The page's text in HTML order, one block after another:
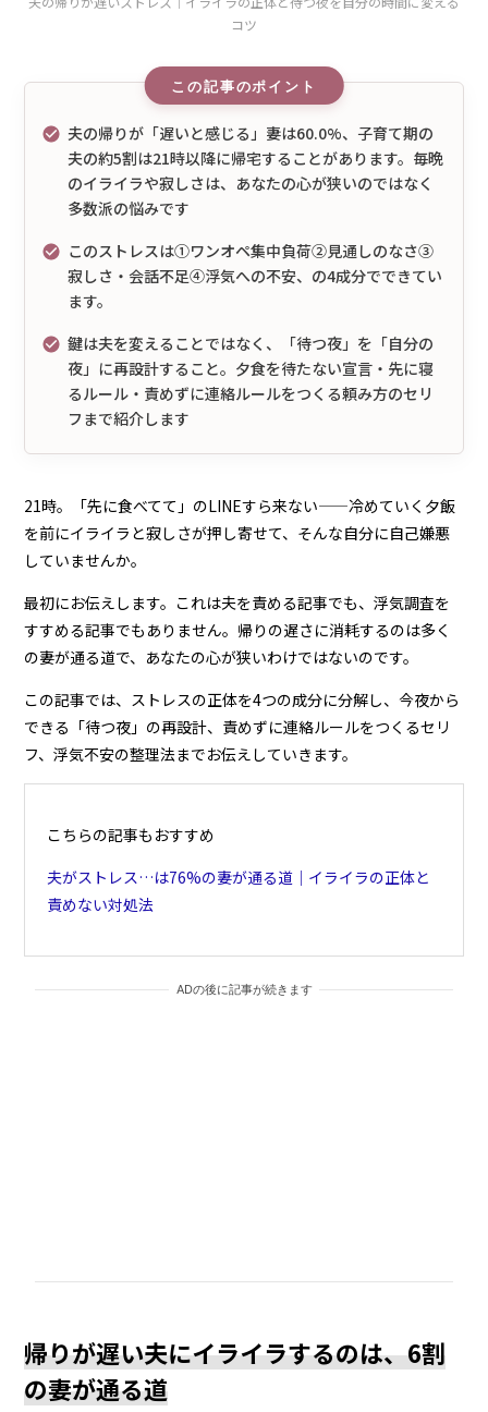
コツ
夫の帰りが「遅いと感じる」妻は60.0%、子育て期の
夫の約5割は21時以降に帰宅することがあります。毎晩
のイライラや寂しさは、あなたの心が狭いのではなく
多数派の悩みです
このストレスは①ワンオペ集中負荷②見通しのなさ③
寂しさ・会話不足④浮気への不安、の4成分でできてい
ます。
鍵は夫を変えることではなく、「待つ夜」を「自分の
夜」に再設計すること。夕食を待たない宣言・先に寝
るルール・責めずに連絡ルールをつくる頼み方のセリ
フまで紹介します
21時。「先に食べてて」のLINEすら来ない——冷めていく夕飯
を前にイライラと寂しさが押し寄せて、そんな自分に自己嫌悪
していませんか。
最初にお伝えします。これは夫を責める記事でも、浮気調査を
すすめる記事でもありません。帰りの遅さに消耗するのは多く
の妻が通る道で、あなたの心が狭いわけではないのです。
この記事では、ストレスの正体を4つの成分に分解し、今夜から
できる「待つ夜」の再設計、責めずに連絡ルールをつくるセリ
フ、浮気不安の整理法までお伝えしていきます。
こちらの記事もおすすめ
夫がストレス…は76%の妻が通る道｜イライラの正体と
責めない対処法
ADの後に記事が続きます
帰りが遅い夫にイライラするのは、6割
の妻が通る道